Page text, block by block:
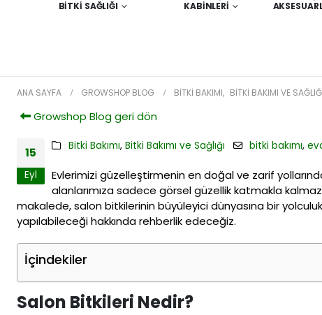
BITKI SAĞLIĞI
KABINLERI
ANA SAYFA GROWSHOP BLOG BITKI BAKIMI, BITKI BAKIMI VE
Growshop Blog geri dön
15
Eyl
Bitki Bakımı, Bitki Bakımı ve Sağlığı bitki bakımı,
Evlerimizi güzelleştirmenin en doğal ve zarif
alanlarımıza sadece görsel güzellik katmakla
makalede, salon bitkilerinin büyüleyici dünyasına bir
yapılabileceği hakkında rehberlik edeceğiz.
İçindekiler
Salon Bitkileri Nedir?